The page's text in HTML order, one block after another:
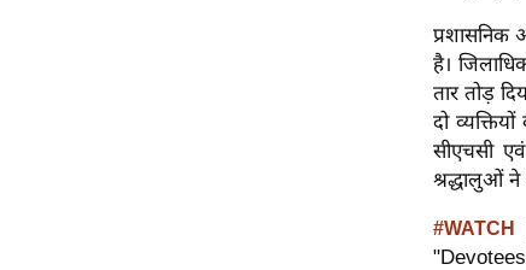
प्रशासनिक
है।
तार तोड़
दो
सीएचसी
श्रद्धालुओं
#WATCH